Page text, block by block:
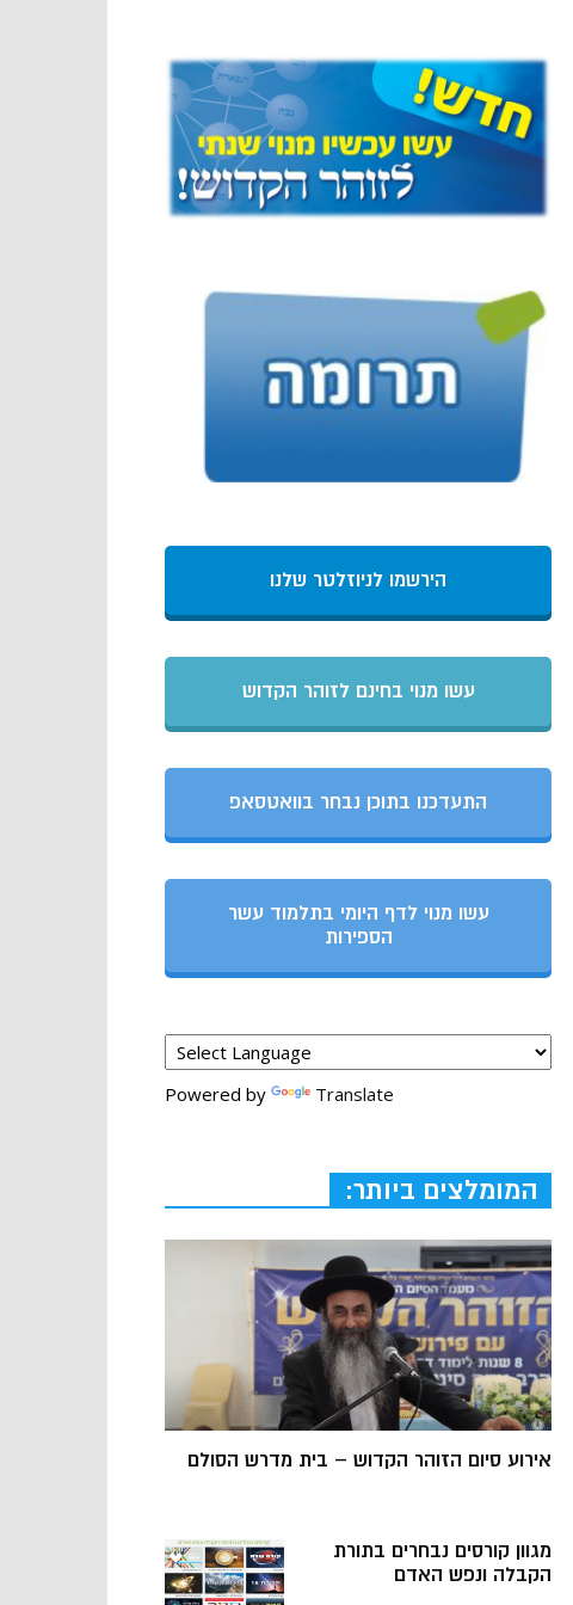
הירשמו לניוזלטר שלנו
עשו מנוי בחינם לזוהר הקדוש
התעדכנו בתוכן נבחר בוואטסאפ
עשו מנוי לדף היומי בתלמוד עשר
הספירות
Powered by Translate
המומלצים ביותר:
אירוע סיום הזוהר הקדוש – בית מדרש הסולם
מגוון קורסים נבחרים בתורת
הקבלה ונפש האדם